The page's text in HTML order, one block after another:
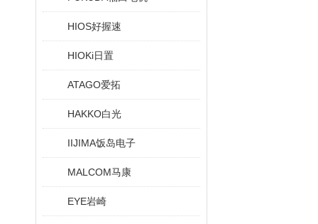
HIOS好握速
HIOKi日置
ATAGO爱拓
HAKKO白光
IIJIMA饭岛电子
MALCOM马康
EYE岩崎